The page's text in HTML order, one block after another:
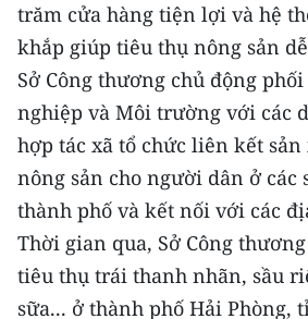
Ảnh
Infographic
TIN MỚI
TIN ĐỊA PHƯƠNG
Trung du và miền núi phía Bắc
Đồng bằng sông Hồng
trăm cửa hàng tiện lợi và hệ
khắp giúp tiêu thụ nông sản
Sở Công thương chủ động
nghiệp và Môi trường với các
hợp tác xã tổ chức liên kết
nông sản cho người dân ở các
thành phố và kết nối với các
Thời gian qua, Sở Công
tiêu thụ trái thanh nhãn, sầu
sữa... ở thành phố Hải Phòng,